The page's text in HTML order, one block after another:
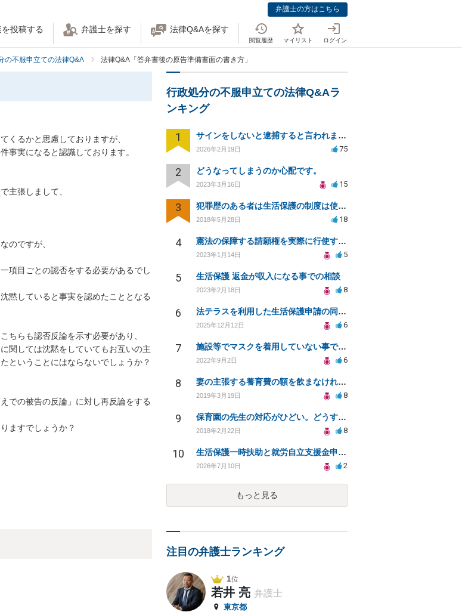
弁護士の方はこちら
投稿する 弁護士を探す 法律Q&Aを探す
閲覧履歴 マイリスト ログイン
の不服申立ての法律Q&A 法律Q&A「答弁書後の原告準備書面の書き方」
くるかと思慮しておりますが、
事実になると認識しております。
主張しまして、
のですが、
項目ごとの認否をする必要があるでし
黙していると事実を認めたこととなる
ちらも認否反論を示す必要があり、
関しては沈黙をしていてもお互いの主
ということにはならないでしょうか？
での被告の反論」に対し再反論をする
ますでしょうか？
行政処分の不服申立ての法律Q&Aラ
ンキング
1 サインをしないと逮捕すると言われました
2026年2月19日 75
2 どうなってしまうのか心配です。
2023年3月16日 15
3 犯罪歴のある者は生活保護の制度は使う権利は無いのでしょうか？
2018年5月28日 18
4 憲法の保障する請願権を実際に行使するには、具体的にはどのような手続きを踏めばよいのですか？
2023年1月14日 5
5 生活保護 返金が収入になる事での相談
2023年2月18日 8
6 法テラスを利用した生活保護申請の同行依頼について
2025年12月12日 6
7 施設等でマスクを着用していない事で拒否された場合は慰謝料を請求できるでしょうか？
2022年9月2日 6
8 妻の主張する養育費の額を飲まなければ、離婚できないのでしょうか？適正な養育費を知りたいです。
2019年3月19日 8
9 保育園の先生の対応がひどい。どうすればいいでしょうか？
2018年2月22日 8
10 生活保護一時扶助と就労自立支援金申請について
2026年7月10日 2
もっと見る
注目の弁護士ランキング
1位
若井 亮 弁護士
東京都